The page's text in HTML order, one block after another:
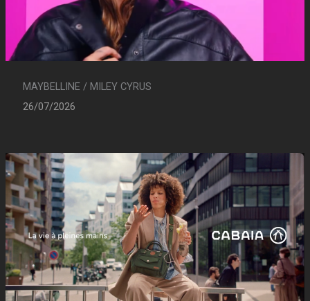
MAYBELLINE / MILEY CYRUS
26/07/2026